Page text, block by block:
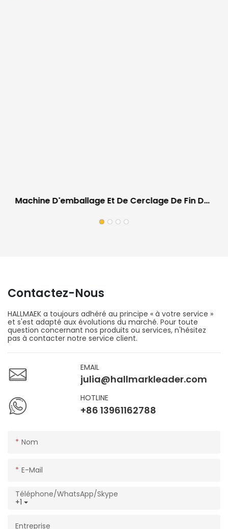
Machine D'emballage Et De Cerclage De Fin De
Contactez-Nous
HALLMAEK a toujours adhéré au principe « à votre service »
et s'est adapté aux évolutions du marché. Pour toute
question concernant nos produits ou services, n'hésitez
pas à contacter notre service client.
EMAIL
julia@hallmarkleader.com
HOTLINE
+86 13961162788
Nom
E-Mail
+1
Téléphone/WhatsApp/Skype
Entreprise